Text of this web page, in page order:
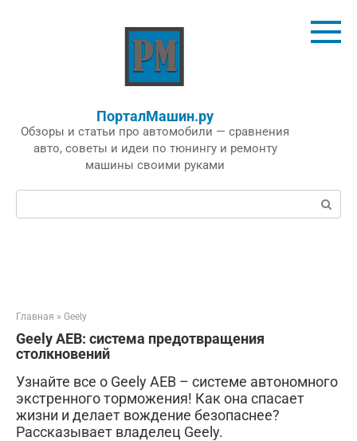
ПорталМашин.ру
Обзоры и статьи про автомобили — сравнения
авто, советы и идеи по тюнингу и ремонту
машины своими руками
Поиск:
Главная » Geely
Geely AEB: система предотвращения
столкновений
Узнайте все о Geely AEB – системе автономного
экстренного торможения! Как она спасает
жизни и делает вождение безопаснее?
Рассказывает владелец Geely.